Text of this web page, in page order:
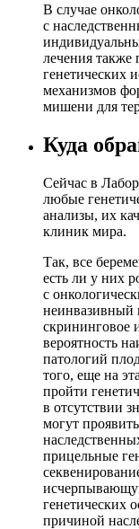
В случае
с
лечения также
генетических
механизмов
мишени для
Куда
Сейчас в
любые
анализы, их
клиник мира.
Так, все
есть ли у них
с
неинвазивный
скрининговое
вероятность
патологий
того, еще на
пройти
в отсутствии
могут
прицельные
генетических
причиной